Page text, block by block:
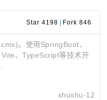
Star 4198 Fork 846
。使用SpringBoot、
、TypeScript等技术开
shushu-12